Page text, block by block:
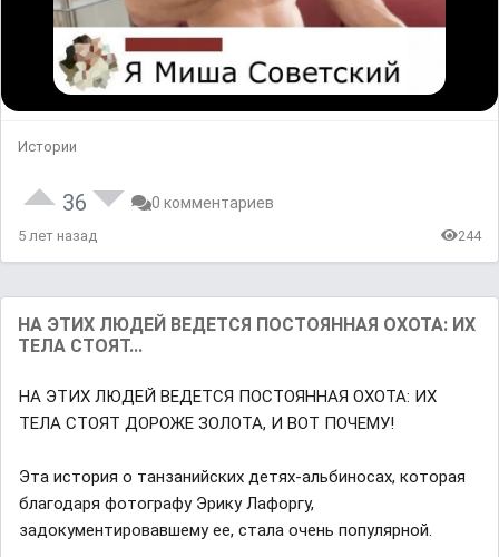
Истории
36 0 комментариев
5 лет назад 244
НА ЭТИХ ЛЮДЕЙ ВЕДЕТСЯ ПОСТОЯННАЯ ОХОТА: ИХ
ТЕЛА СТОЯТ...
НА ЭТИХ ЛЮДЕЙ ВЕДЕТСЯ ПОСТОЯННАЯ ОХОТА: ИХ
ТЕЛА СТОЯТ ДОРОЖЕ ЗОЛОТА, И ВОТ ПОЧЕМУ!
Эта история о танзанийских детях-альбиносах, которая
благодаря фотографу Эрику Лафоргу,
задокументировавшему ее, стала очень популярной.